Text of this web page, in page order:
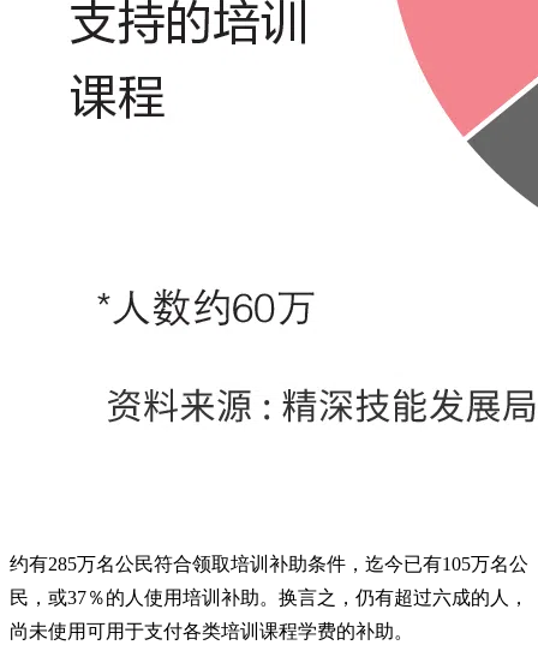
约有285万名公民符合领取培训补助条件，迄今已有105万名公
民，或37％的人使用培训补助。换言之，仍有超过六成的人，
尚未使用可用于支付各类培训课程学费的补助。